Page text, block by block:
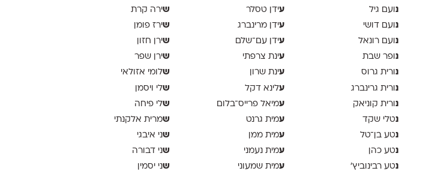
נ ועם גיל
נ ועם דושי
נ ועם רונאל
נ ופר שבת
נ ורית גרוס
נ ורית גרינברג
נ ורית קוניאק
נטלי שקד
נטע בן־טל
נטע כהן
נטע רבינוביץ׳
עידן טסלר
עידן מרינברג
עידן עם־שלם
עינת צרפתי
עינת שרון
עלינא דקל
עמיאל פרייס־בלום
עמית גרנט
עמית ממן
עמית נעמני
עמית שמעוני
שירה קרת
שירז פומן
שירן חזון
שירן שפר
שלומי אזולאי
שלי ויסמן
שלי פיחה
שמרית אלקנתי
שני איבגי
שני דבורה
שני יסמין